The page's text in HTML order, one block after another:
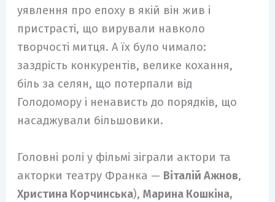
уявлення про епоху в якій він жив і
пристрасті, що вирували навколо
творчості митця. А їх було чимало:
заздрість конкурентів, велике кохання,
біль за селян, що потерпали від
Голодомору і ненависть до порядків, що
насаджували більшовики.
Головні ролі у фільмі зіграли актори та
акторки театру Франка — Віталій Ажнов,
Христина Корчинська),Марина Кошкіна,